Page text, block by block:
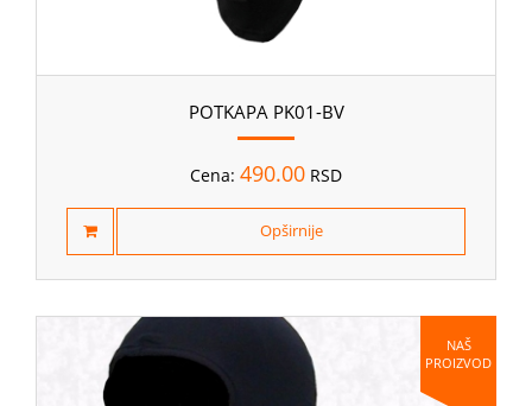
POTKAPA PK01-BV
Cena: 490.00 RSD
Opširnije
NAŠ
PROIZVOD